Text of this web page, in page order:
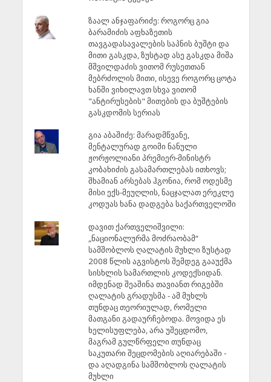
ზაალ ანჯაფარიძე: როგორც გია
ბარამიძის აფხაზეთის
თავგადასავალების საპნის ბუშტი და
მითი გასკდა, ზუსტად ასე გასკდა მიშა
მშვილდაძის ვითომ რუსეთთან
მებრძოლის მითი, ისევე როგორც ცოტა
ხანში ვიხილავთ სხვა ვითომ
"ანტირუსების" მითების და ბუშტების
გასკდომის სერიას
გია აბაშიძე: მარადმწვანე,
მენტალურად გოიმი ნანული
ჟორჟოლიანი პრემიერ-მინისტრ
კობახიძის გასამართლებას ითხოვს;
შხამიან არსებას ჰგონია, რომ ოდესმე
მისი ექს-მეუღლის, ნაცჯალათ ერეკლე
კოდუას ხანა დადგება საქართველოში
დავით ქართველიშვილი:
„ნაციონალურმა მოძრაობამ“
სამშობლოს ღალატის მუხლი ზუსტად
2008 წლის აგვისტოს შემდეგ გააუქმა
სისხლის სამართლის კოდექსიდან.
იმდენად შეაშინა თავიანთ რიგებში
ღალატის გრადუსმა - ამ მუხლს
თუნდაც თეორიულად, რომელი
მათგანი გადაურჩებოდა. მოვიდა ეს
ხელისუფლება, არა უშეცდომო,
მაგრამ გულწრფელი თუნდაც
საკუთარი შეცდომების აღიარებაში -
და აღადგინა სამშობლოს ღალატის
მუხლი